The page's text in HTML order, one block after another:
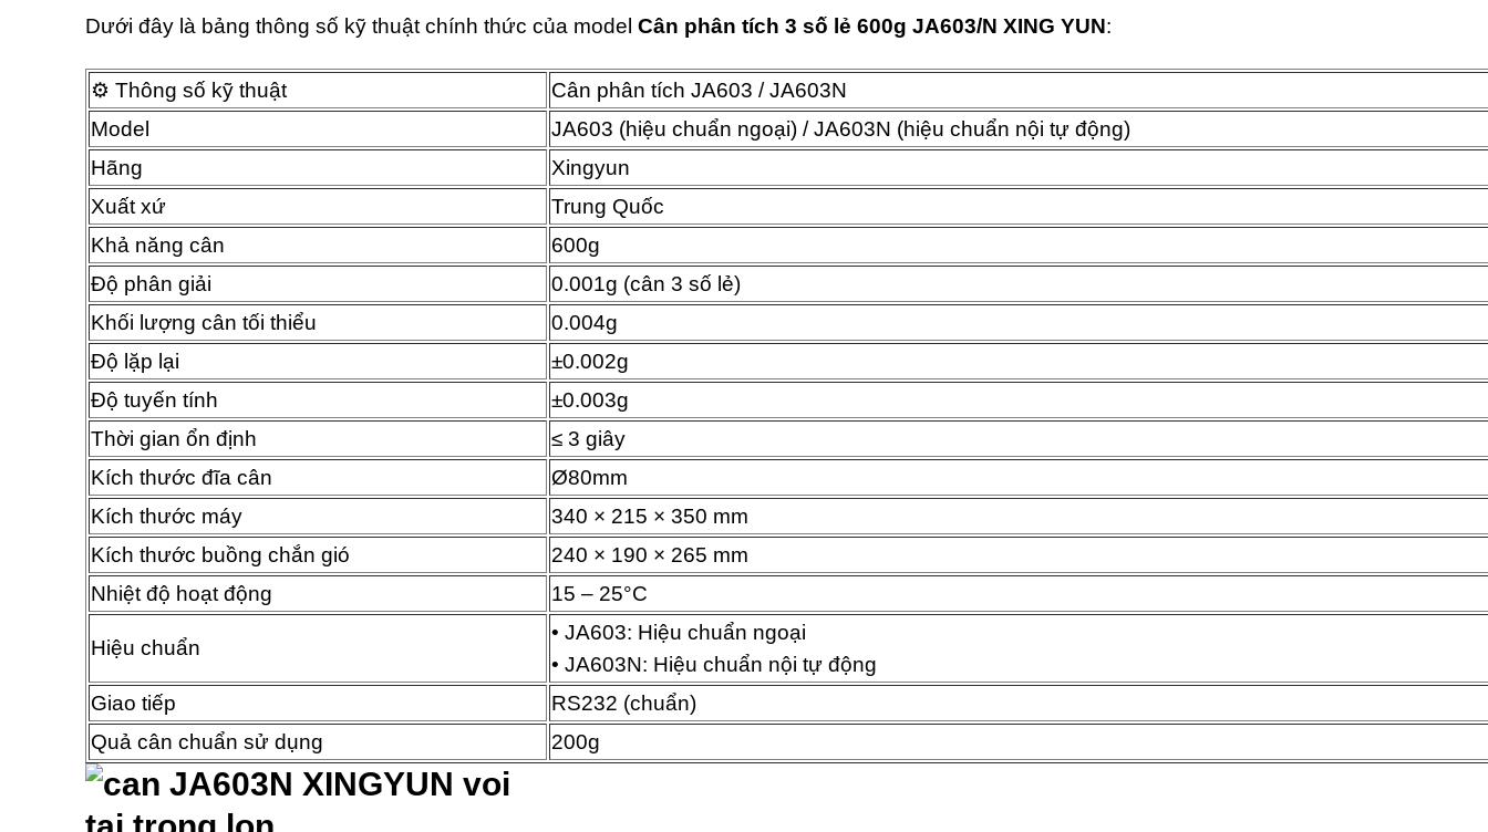
Dưới đây là bảng thông số kỹ thuật chính thức của model Cân phân tích 3 số lẻ 600g JA603/N XING YUN:
⚙️ Thông số kỹ thuật
Cân phân tích JA603 / JA603N
Model
JA603 (hiệu chuẩn ngoại) / JA603N (hiệu chuẩn nội tự động)
Hãng
Xingyun
Xuất xứ
Trung Quốc
Khả năng cân
600g
Độ phân giải
0.001g (cân 3 số lẻ)
Khối lượng cân tối thiểu
0.004g
Độ lặp lại
±0.002g
Độ tuyến tính
±0.003g
Thời gian ổn định
≤ 3 giây
Kích thước đĩa cân
Ø80mm
Kích thước máy
340 × 215 × 350 mm
Kích thước buồng chắn gió
240 × 190 × 265 mm
Nhiệt độ hoạt động
15 – 25°C
Hiệu chuẩn
• JA603: Hiệu chuẩn ngoại
• JA603N: Hiệu chuẩn nội tự động
Giao tiếp
RS232 (chuẩn)
Quả cân chuẩn sử dụng
200g